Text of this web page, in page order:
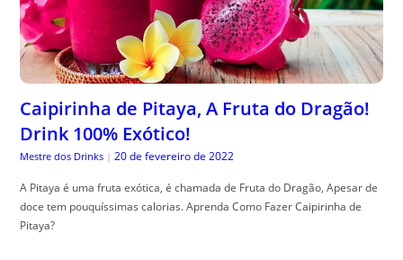
Caipirinha de Pitaya, A Fruta do Dragão!
Drink 100% Exótico!
Mestre dos Drinks | 20 de fevereiro de 2022
A Pitaya é uma fruta exótica, é chamada de Fruta do Dragão, Apesar de
doce tem pouquíssimas calorias. Aprenda Como Fazer Caipirinha de
Pitaya?